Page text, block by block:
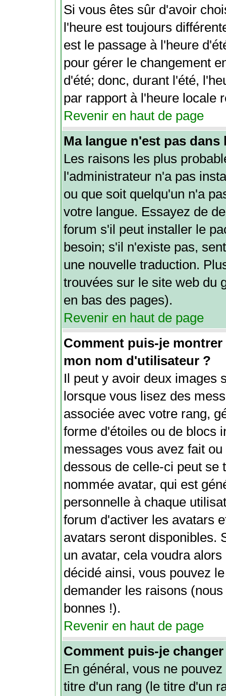
Si vous êtes sûr d'avoir
l'heure est toujours
est le passage à l'heure
pour gérer le changement
d'été; donc, durant l'été,
par rapport à l'heure locale
Revenir en haut de page
Ma langue n'est pas dans
Les raisons les plus
l'administrateur n'a pas
ou que soit quelqu'un n'a
votre langue. Essayez de
forum s'il peut installer le
besoin; s'il n'existe pas,
une nouvelle traduction.
trouvées sur le site web du
en bas des pages).
Revenir en haut de page
Comment puis-je
mon nom d'utilisateur ?
Il peut y avoir deux images
lorsque vous lisez des
associée avec votre rang,
forme d'étoiles ou de blocs
messages vous avez fait
dessous de celle-ci peut se
nommée avatar, qui est
personnelle à chaque
forum d'activer les avatars
avatars seront disponibles.
un avatar, cela voudra
décidé ainsi, vous pouvez
demander les raisons
bonnes !).
Revenir en haut de page
Comment puis-je
En général, vous ne
titre d'un rang (le titre d'un